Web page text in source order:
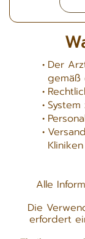
Der
gemäß
System
Kliniken
Alle